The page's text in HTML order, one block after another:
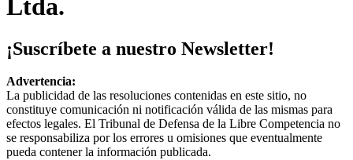
Ltda.
¡Suscríbete a nuestro Newsletter!
Advertencia:
La publicidad de las resoluciones contenidas en este sitio, no
constituye comunicación ni notificación válida de las mismas para
efectos legales. El Tribunal de Defensa de la Libre Competencia no
se responsabiliza por los errores u omisiones que eventualmente
pueda contener la información publicada.